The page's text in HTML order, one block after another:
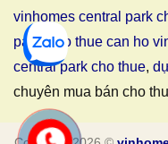
vinhomes central park
park,cho thue can ho
central park cho thue,
chuyên mua bán cho